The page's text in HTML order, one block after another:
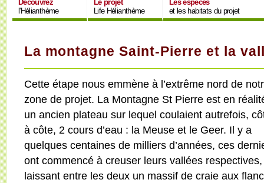
Découvrez
l'Hélianthème
Le projet
Life Hélianthème
Les espèces
et les habitats du projet
La montagne Saint-Pierre et la
Cette étape nous emmène à l’extrême nord de
zone de projet. La Montagne St Pierre est en
un ancien plateau sur lequel coulaient autrefois,
à côte, 2 cours d’eau : la Meuse et le Geer. Il y a
quelques centaines de milliers d’années, ces
ont commencé à creuser leurs vallées respectives,
laissant entre les deux un massif de craie aux